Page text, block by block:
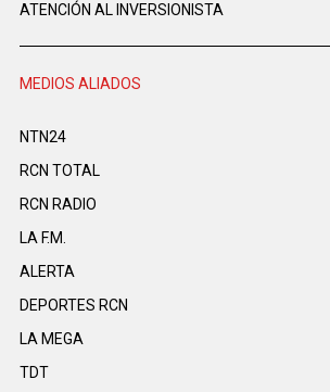
ATENCIÓN AL INVERSIONISTA
MEDIOS ALIADOS
NTN24
RCN TOTAL
RCN RADIO
LA F.M.
ALERTA
DEPORTES RCN
LA MEGA
TDT